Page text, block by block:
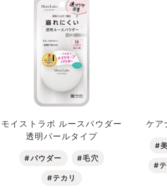
モイストラボ ルースパウダー
透明パールタイプ
#パウダー #毛穴
#テカリ
ケア
#
#